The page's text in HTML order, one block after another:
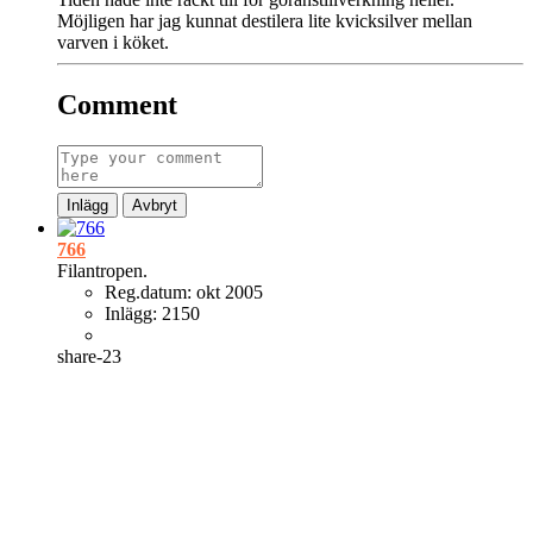
Möjligen har jag kunnat destilera lite kvicksilver mellan
varven i köket.
Comment
Inlägg Avbryt
766
Filantropen.
Reg.datum: okt 2005
Inlägg: 2150
share-23